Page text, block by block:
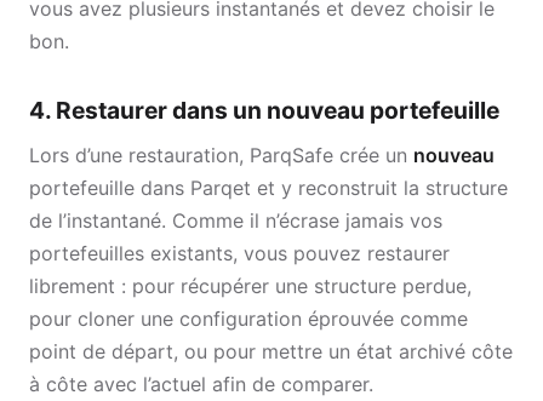
vous avez plusieurs instantanés et devez choisir le
bon.
4. Restaurer dans un nouveau portefeuille
Lors d’une restauration, ParqSafe crée un nouveau
portefeuille dans Parqet et y reconstruit la structure
de l’instantané. Comme il n’écrase jamais vos
portefeuilles existants, vous pouvez restaurer
librement : pour récupérer une structure perdue,
pour cloner une configuration éprouvée comme
point de départ, ou pour mettre un état archivé côte
à côte avec l’actuel afin de comparer.